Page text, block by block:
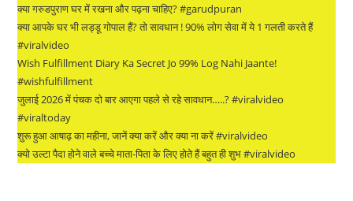
क्या गरुडपुराण घर में रखना और पढ़ना चाहिए? #garudpuran
क्या आपके घर भी लड्डू गोपाल हैं? तो सावधान ! 90% लोग सेवा में ये 1 गलती करते हैं
#viralvideo
Wish Fulfillment Diary Ka Secret Jo 99% Log Nahi Jaante!
#wishfulfillment
जुलाई 2026 में पंचक दो बार आएगा पहले से रहे सावधान…..? #viralvideo
#viraltoday
शुरू हुआ आषाढ़ का महीना, जानें क्या करें और क्या ना करें #viralvideo
क्यो उल्टा पैदा होने वाले बच्चे माता-पिता के लिए होते हैं बहुत ही शुभ #viralvideo